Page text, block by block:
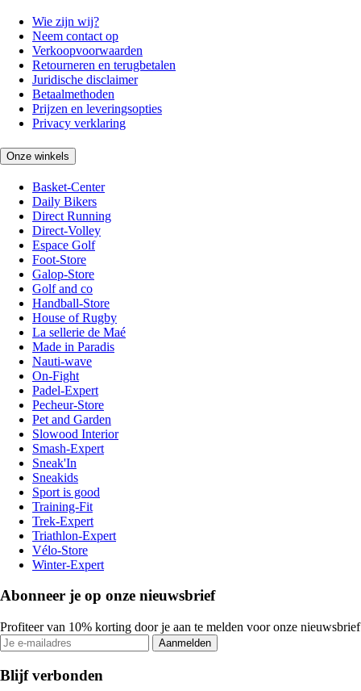
Wie zijn wij?
Neem contact op
Verkoopvoorwaarden
Retourneren en terugbetalen
Juridische disclaimer
Betaalmethoden
Prijzen en leveringsopties
Privacy verklaring
Onze winkels
Basket-Center
Daily Bikers
Direct Running
Direct-Volley
Espace Golf
Foot-Store
Galop-Store
Golf and co
Handball-Store
House of Rugby
La sellerie de Maé
Made in Paradis
Nauti-wave
On-Fight
Padel-Expert
Pecheur-Store
Pet and Garden
Slowood Interior
Smash-Expert
Sneak'In
Sneakids
Sport is good
Training-Fit
Trek-Expert
Triathlon-Expert
Vélo-Store
Winter-Expert
Abonneer je op onze nieuwsbrief
Profiteer van 10% korting door je aan te melden voor onze nieuwsbrief
Aanmelden
Blijf verbonden